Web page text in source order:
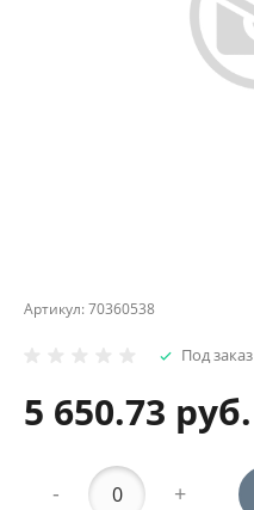
Артикул:70360538
Под заказ
5 650.73 руб.
- +